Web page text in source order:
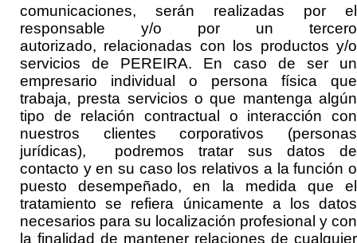
comunicaciones, serán realizadas por el
responsable y/o por un tercero
autorizado, relacionadas con los productos y/o
servicios de PEREIRA.
En caso de ser un
empresario individual o persona física que
trabaja, presta servicios o que mantenga algún
tipo de relación contractual o interacción con
nuestros clientes corporativos (personas
jurídicas), podremos tratar sus datos de
contacto y en su caso los relativos a la función o
puesto desempeñado, en la medida que el
tratamiento se refiera únicamente a los datos
necesarios para su localización profesional y con
la finalidad de mantener relaciones de cualquier